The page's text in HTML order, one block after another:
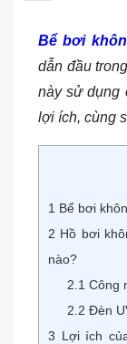
Bể bơi
dẫn đầu
này sử dụng
lợi ích, cùng
1 Bể bơi
2 Hồ bơi
nào?
2.1 Công
2.2 Đèn
3 Lợi ích